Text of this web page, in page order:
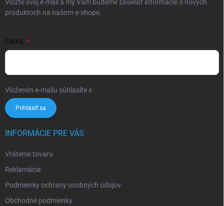
Vložte svoj e-mail a my Vám budeme zasielať informácie o nových
produktoch na našom e-shope.
EMAIL
Vložením e-mailu súhlasíte s
Prihlásiť sa
INFORMÁCIE PRE VÁS
Vrátenie tovaru
Reklamácia
Podmienky ochrany osobných údajov
Obchodné podmienky